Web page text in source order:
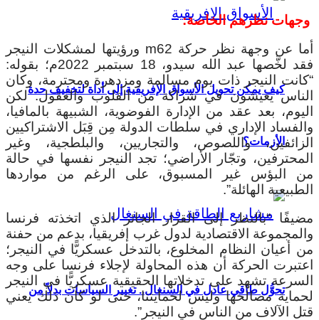
كيف يمكن تحويل الأسواق الإفريقية إلى أداة لتخفيف حدة
الأزمات؟
تحوُّل طاقي عادل في السنغال.. تغيير السياسات بدلاً من
وجهات نظرهم الخاصة:
أما عن وجهة نظر حركة m62 ورؤيتها لمشكلات النيجر
فقد لخَّصها عبد الله سيدو، 18 سبتمبر 2022م؛ بقوله:
“كانت النيجر ذات يوم مسالمة ومزدهرة ومحترمة، وكان
الناس يعيشون في شراكة من القلوب والعقول. لكن
اليوم، بعد عقد من الإدارة الفوضوية، الشبيهة بالمافيا،
والفساد الإداري في سلطات الدولة مِن قِبَل الاشتراكيين
الزائفين، واللصوص، والتجاريين، والبلطجية، وغير
المحترفين، وتجّار الأراضي؛ تجد النيجر نفسها في حالة
من البؤس غير المسبوق، على الرغم من مواردها
الطبيعية الهائلة”.
مضيفًا “بالنظر إلى القرار الجائر الذي اتخذته فرنسا
والمجموعة الاقتصادية لدول غرب إفريقيا، بدعم من حفنة
من أعيان النظام المخلوع، بالتدخل عسكريًّا في النيجر؛
اعتبرت الحركة أن هذه المحاولة لإجلاء فرنسا على وجه
السرعة تشهد على تدخلاتها الحقيقية عسكريًّا في النيجر
لحماية مصالحها وليس لحمايتنا، حتى لو كان ذلك يعني
قتل الآلاف من الناس في النيجر”.